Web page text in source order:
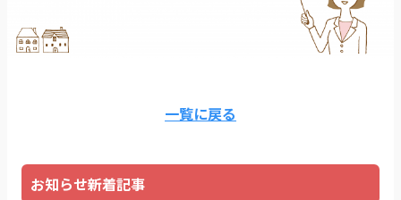
一覧に戻る
お知らせ新着記事